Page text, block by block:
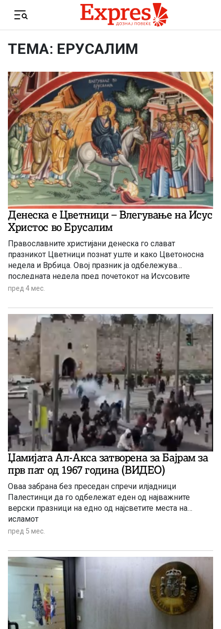
Menu
ТЕМА: ЕРУСАЛИМ
Денеска е Цветници – Влегување на Исус
Христос во Ерусалим
Православните христијани денеска го слават
празникот Цветници познат уште и како Цветоносна
недела и Врбица. Овој празник ја одбележува
последната недела пред почетокот на Исусовите
страдања, смртта и Воскресението
пред 4 мес.
Џамијата Ал-Акса затворена за Бајрам за
прв пат од 1967 година (ВИДЕО)
Оваа забрана без преседан спречи илјадници
Палестинци да го одбележат еден од најважните
верски празници на едно од најсветите места на
исламот
пред 5 мес.